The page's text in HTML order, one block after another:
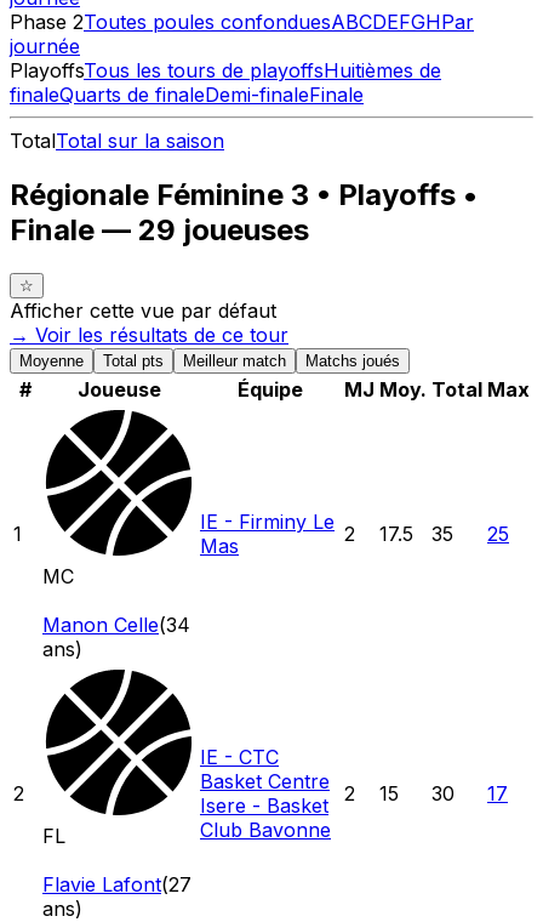
Phase 2Toutes poules confonduesABCDEFGHPar
journée
PlayoffsTous les tours de playoffsHuitièmes de
finaleQuarts de finaleDemi-finaleFinale
TotalTotal sur la saison
Régionale Féminine 3 • Playoffs •
Finale — 29 joueuses
☆
Afficher cette vue par défaut
→ Voir les résultats de ce tour
Moyenne Total pts Meilleur match Matchs joués
# Joueuse Équipe MJ Moy. Total Max
1
MC
Manon Celle(34
ans)
IE - Firminy Le
Mas
2 17.5 35 25
2
FL
Flavie Lafont(27
ans)
IE - CTC
Basket Centre
Isere - Basket
Club Bavonne
2 15 30 17